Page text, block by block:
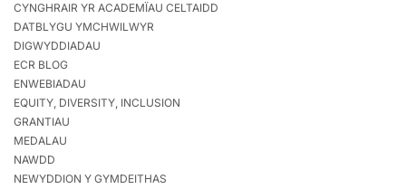
CYNGHRAIR YR ACADEMÏAU CELTAIDD
DATBLYGU YMCHWILWYR
DIGWYDDIADAU
ECR BLOG
ENWEBIADAU
EQUITY, DIVERSITY, INCLUSION
GRANTIAU
MEDALAU
NAWDD
NEWYDDION Y GYMDEITHAS